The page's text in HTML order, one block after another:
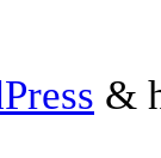
&